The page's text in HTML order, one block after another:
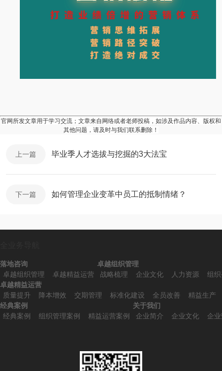
官网所发文章用于学习交流；文章来自网络或者老师投稿，如涉及作品内容、版权和
其他问题，请及时与我们联系删除！
上一篇 毕业季人才选拔与挖掘的3大法宝
下一篇 如何管理企业变革中员工的抵制情绪？
落地咨询
卓越组织管理
卓越精益运营
卓越组织管理
战略梳理
企业文化 人力资源
组
卓越精益运营
质量提升
降本增效 交期管理 标准化建设 全员改善
精益生产
经典案例
经典案例
组织管理案例 精益运营案例
关于我们
企业简介
企业文化 企